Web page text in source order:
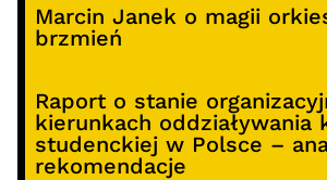
Marcin Janek o magii
brzmień
Raport o stanie
kierunkach oddziaływania
studenckiej w Polsce –
rekomendacje